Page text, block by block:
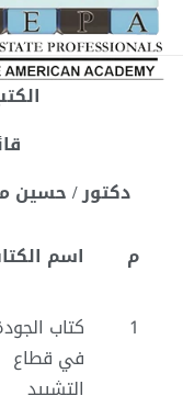
دكتور / حسين
م
اسم
1
كتاب
في قطاع
التشييد